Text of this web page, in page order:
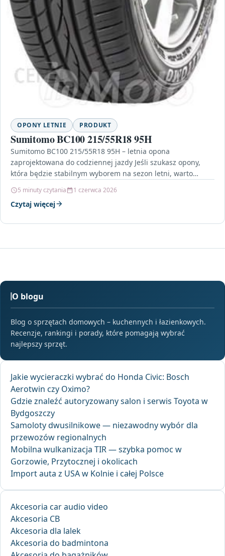
OPONY LETNIE PRODUKT
Sumitomo BC100 215/55R18 95H
Sumitomo BC100 215/55R18 95H – letnia opona
zaprojektowana do codziennej jazdy Jeśli szukasz opony,
która będzie stabilnym wyborem na sezon letni, warto
5 minuty czytania 1 czerwca 2026
Czytaj więcej
O blogu
Blog o sprzętach domowych – kuchennych i łazienkowych.
Recenzje, rankingi i porady, które pomagają wybrać
najlepszy sprzęt.
Jakie wycieraczki wybrać do Honda Civic: Bosch
Aerotwin czy Oximo?
Gdzie znaleźć autoryzowany salon i serwis Toyota w
Bydgoszczy
Samoloty dwusilnikowe — niezawodny wybór dla
przewozów regionalnych
Mobilna wulkanizacja TIR — szybka pomoc w
Gorzowie, Przytocznej i okolicach
Import auta z USA w Kolnie i całej Polsce
Akcesoria car audio video
Akcesoria CB
Akcesoria dla lalek
Akcesoria do badmintona